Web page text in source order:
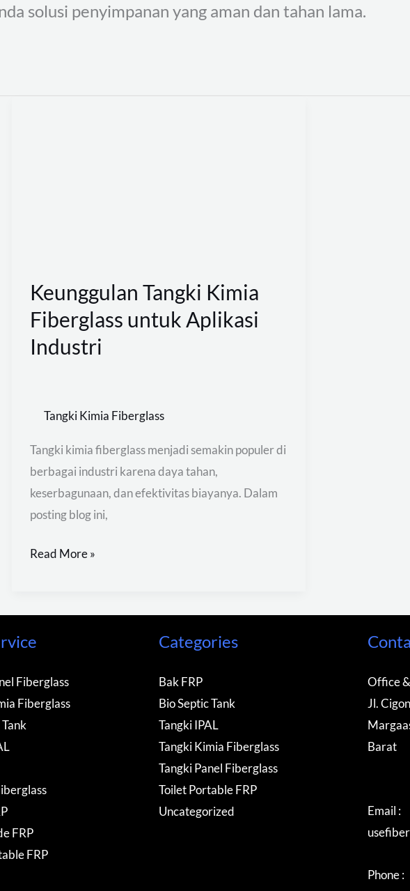
solusi penyimpanan yang aman dan tahan lama.
Keunggulan Tangki Kimia
Fiberglass untuk Aplikasi
Industri
Tangki Kimia Fiberglass
Tangki kimia fiberglass menjadi semakin populer di
berbagai industri karena daya tahan,
keserbagunaan, dan efektivitas biayanya. Dalam
posting blog ini,
Read More »
Fiberglass
Fiberglass
FRP
FRP
Categories
Bak FRP
Bio Septic Tank
Tangki IPAL
Tangki Kimia Fiberglass
Tangki Panel Fiberglass
Toilet Portable FRP
Uncategorized
Office
Jl.
Barat
Email :
Phone :